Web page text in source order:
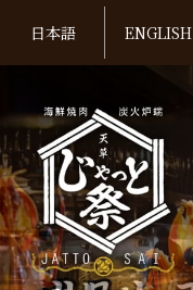
日本語 ENGLISH